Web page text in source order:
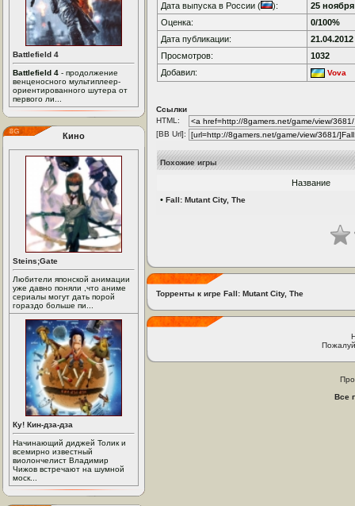
Battlefield 4
Battlefield 4 - продолжение
венценосного мультиплеер-
ориентированного шутера от
первого ли...
Кино
Steins;Gate
Любители японской анимации
уже давно поняли ,что аниме
сериалы могут дать порой
гораздо больше пи...
Ку! Кин-дза-дза
Начинающий диджей Толик и
всемирно известный
виолончелист Владимир
Чижов встречают на шумной
моск...
Дата выпуска в России (
):
25 ноября
Оценка:
0/100%
Дата публикации:
21.04.2012
Просмотров:
1032
Добавил:
Vova
Ссылки
HTML:
[BB Url]:
Похожие игры
Название
• Fall: Mutant City, The
Торренты к игре Fall: Mutant City, The
Все